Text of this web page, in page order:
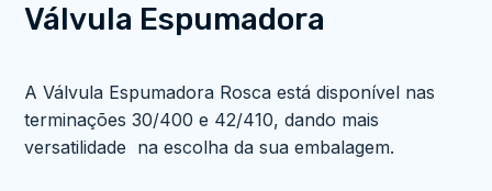
Válvula Espumadora
A Válvula Espumadora Rosca está disponível nas
terminações 30/400 e 42/410, dando mais
versatilidade na escolha da sua embalagem.